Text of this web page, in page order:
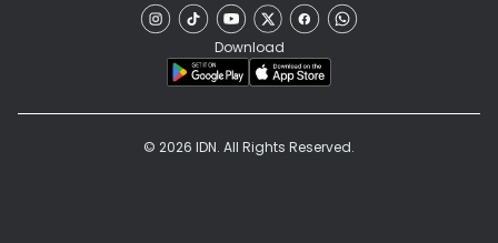
Download
© 2026 IDN. All Rights Reserved.